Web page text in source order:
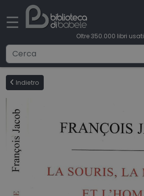
☰
Oltre 350.000 libri usati
Ricerca avanzata
CONDIZIONI DI VENDITA
BOOKLOVERS CARD
Indietro